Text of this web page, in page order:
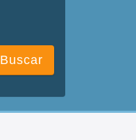
Buscar